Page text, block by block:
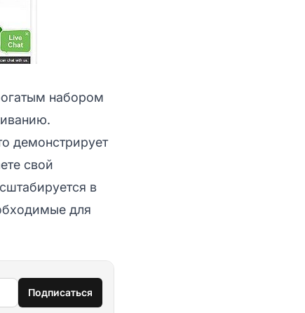
набором
демонстрирует
свой
в
для
Подписаться